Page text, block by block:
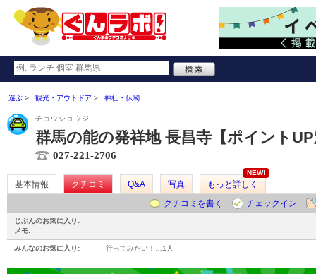
遊ぶ 観光・アウトドア 神社・仏閣
チョウショウジ
群馬の能の発祥地 長昌寺【ポイント
027-221-2706
基本情報 クチコミ Q&A 写真 もっと詳しく
NEW!
クチコミを書く チェックイン
じぶんのお気に入り:
メモ:
みんなのお気に入り: 行ってみたい！… 1人